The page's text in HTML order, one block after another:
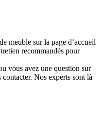
meuble sur la page d’accueil
recommandés pour
vous avez une question sur
Nos experts sont là